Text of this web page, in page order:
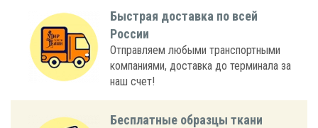
Быстрая доставка по всей
России
Отправляем любыми транспортными
компаниями, доставка до терминала за
наш счет!
Бесплатные образцы ткани